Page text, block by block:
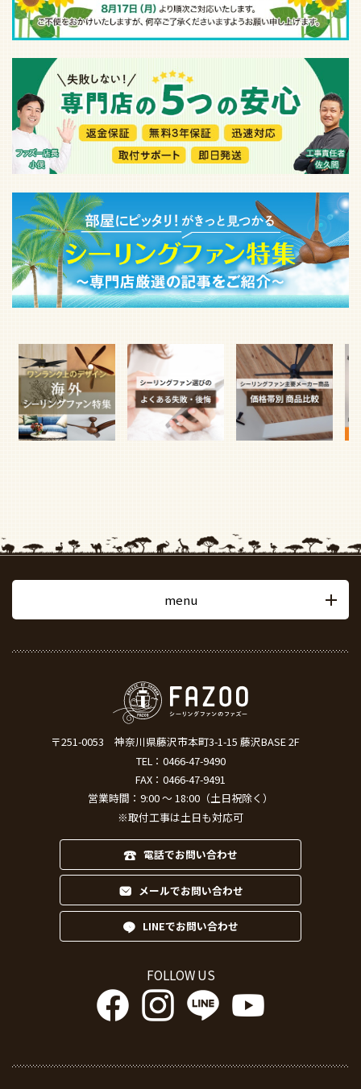
menu
神奈川県藤沢市本町3-1-15 藤沢BASE 2F
TEL：0466-47-9490
FAX：0466-47-9491
営業時間：9:00 ～ 18:00（土日祝除く）
※取付工事は土日も対応可
電話でお問い合わせ
メールでお問い合わせ
LINEでお問い合わせ